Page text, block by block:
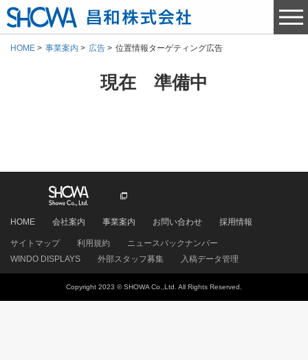
HOME 事業案内 広告 位置情報ターゲティング広告
現在 準備中
HOME 会社案内 事業案内 お問い合わせ 採用情報
サイトマップ 利用規約
ニュースバックナンバー
WINDO DISPLAYS
外部スタッフ募集 入稿データ管理
Copyright 2023 © SHOWA Co.,Ltd. All Rights Reserved.